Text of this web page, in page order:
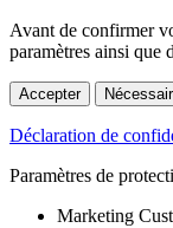
Avant de confirmer
paramètres ainsi que
Accepter
Déclaration de
Paramètres de
Marketing